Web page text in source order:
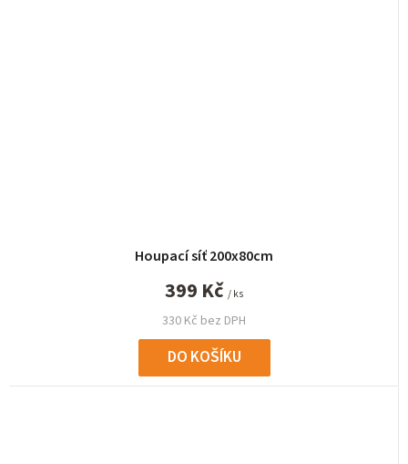
Houpací síť 200x80cm
330 Kč bez DPH
399 Kč / ks
DO KOŠÍKU